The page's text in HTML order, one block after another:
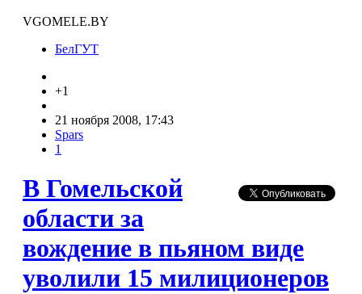
VGOMELE.BY
БелГУТ
+1
21 ноября 2008, 17:43
Spars
1
В Гомельской
области за
вождение в пьяном виде
уволили 15 милиционеров